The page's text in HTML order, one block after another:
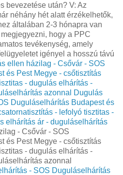
bevezetése után? V: Az
néhány hét alatt érzékelhetők,
általában 2-3 hónapra van
hogy a PPC
tevékenység, amely
igényel a hosszú távú
ellen házilag - Csővár - SOS
és Pest Megye - csőtisztítás
- dugulás elhárítás -
azonnal
Dugulás
Duguláselhárítás Budapest és
- lefolyó tisztitas -
elhárítás ár - duguláselhárítás
- Csővár - SOS
és Pest Megye - csőtisztítás
- dugulás elhárítás -
azonnal
- SOS Duguláselhárítás